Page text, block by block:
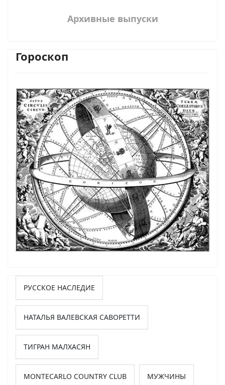
Архивные выпуски
Гороскоп
РУССКОЕ НАСЛЕДИЕ
НАТАЛЬЯ ВАЛЕВСКАЯ САВОРЕТТИ
ТИГРАН МАЛХАСЯН
MONTECARLO COUNTRY CLUB МУЖЧИНЫ